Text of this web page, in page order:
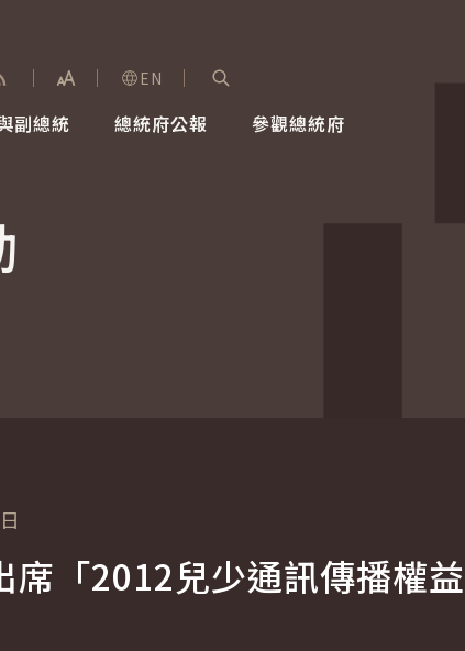
展開字級選單
EN
副總統 總統府公報 參觀總統府
席「2012兒少通訊傳播權益